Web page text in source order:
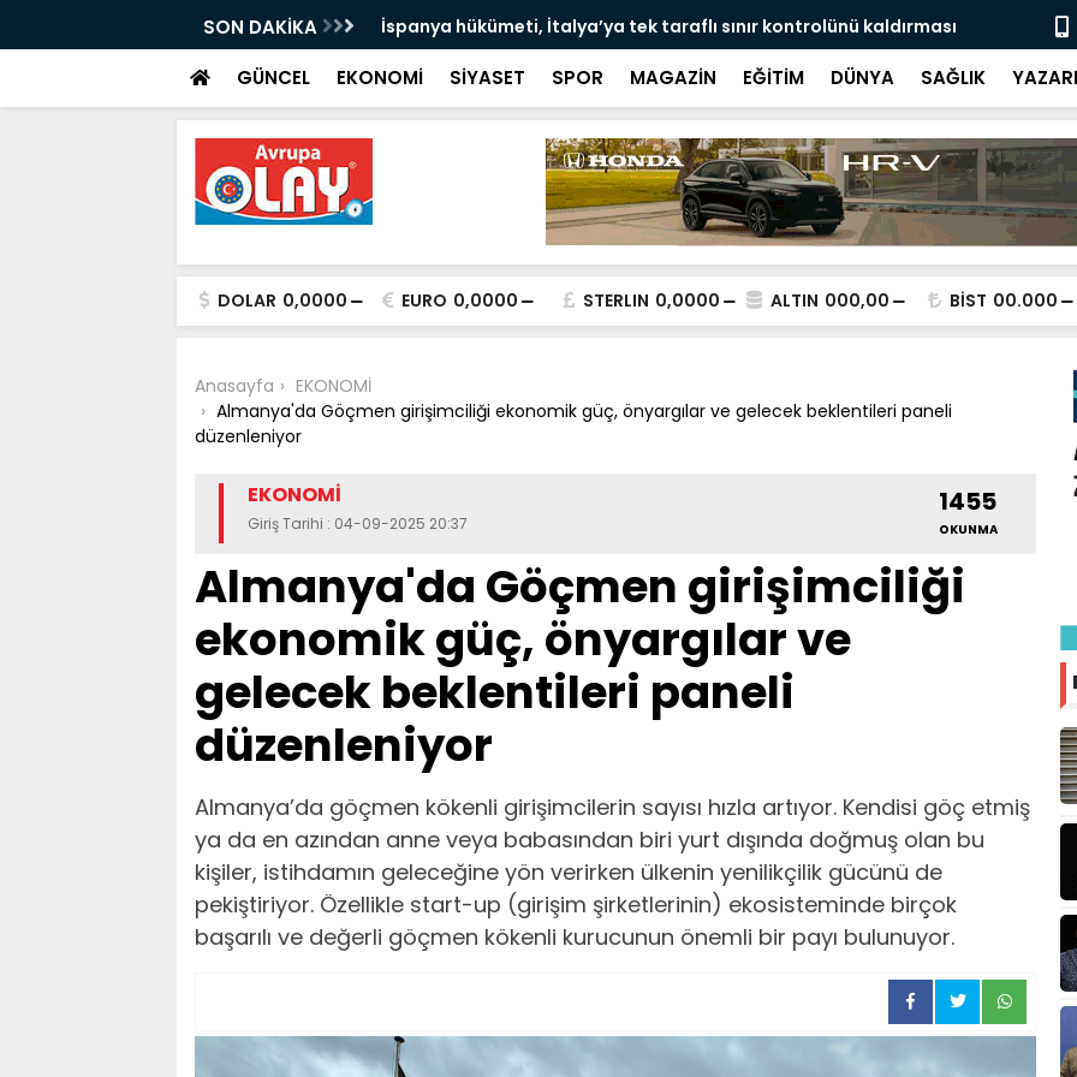
SON DAKİKA
İspanya hükümeti, İtalya’ya tek taraflı sınır kontrolünü kaldırması
uyarısı yaptı:
GÜNCEL EKONOMİ SİYASET SPOR MAGAZİN EĞİTİM DÜNYA SAĞLIK
DOLAR 0,0000 EURO 0,0000 STERLIN 0,0000 ALTIN 000,00 BİST 00.000
Anasayfa
EKONOMİ
Almanya'da Göçmen girişimciliği ekonomik güç, önyargılar ve gelecek beklentileri paneli
düzenleniyor
EKONOMİ
Giriş Tarihi : 04-09-2025 20:37
1455
OKUNMA
Almanya'da Göçmen girişimciliği
ekonomik güç, önyargılar ve
gelecek beklentileri paneli
düzenleniyor
Almanya’da göçmen kökenli girişimcilerin sayısı hızla artıyor. Kendisi göç etmiş
ya da en azından anne veya babasından biri yurt dışında doğmuş olan bu
kişiler, istihdamın geleceğine yön verirken ülkenin yenilikçilik gücünü de
pekiştiriyor. Özellikle start-up (girişim şirketlerinin) ekosisteminde birçok
başarılı ve değerli göçmen kökenli kurucunun önemli bir payı bulunuyor.